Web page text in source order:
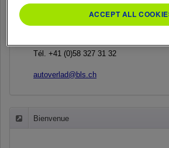
Lundi à vendredi: 7 h 00 - 18 h 00
Tél. +41 (0)58 327 31 32
autoverlad@bls.ch
Bienvenue
ACCEPT ALL